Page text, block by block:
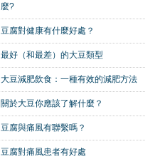
麼?
豆腐對健康有什麼好處？
最好（和最差）的大豆類型
大豆減肥飲食：一種有效的減肥方法
關於大豆你應該了解什麼？
豆腐與痛風有聯繫嗎？
豆腐對痛風患者有好處